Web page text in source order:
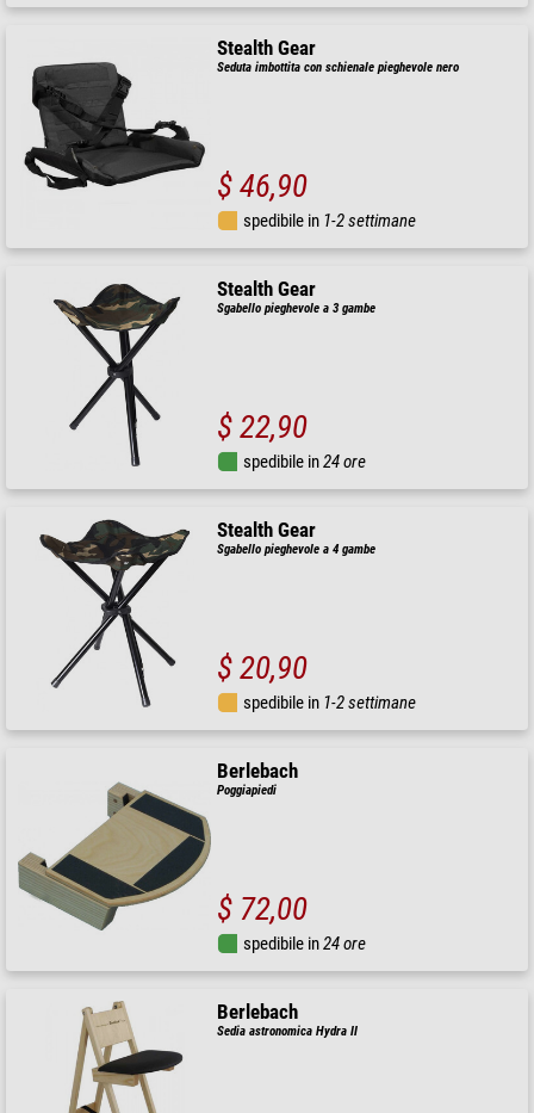
Stealth Gear
Seduta imbottita con schienale pieghevole nero
$ 46,90
spedibile in 1-2 settimane
Stealth Gear
Sgabello pieghevole a 3 gambe
$ 22,90
spedibile in24 ore
Stealth Gear
Sgabello pieghevole a 4 gambe
$ 20,90
spedibile in 1-2 settimane
Berlebach
Poggiapiedi
$ 72,00
spedibile in24 ore
Berlebach
Sedia astronomica Hydra II